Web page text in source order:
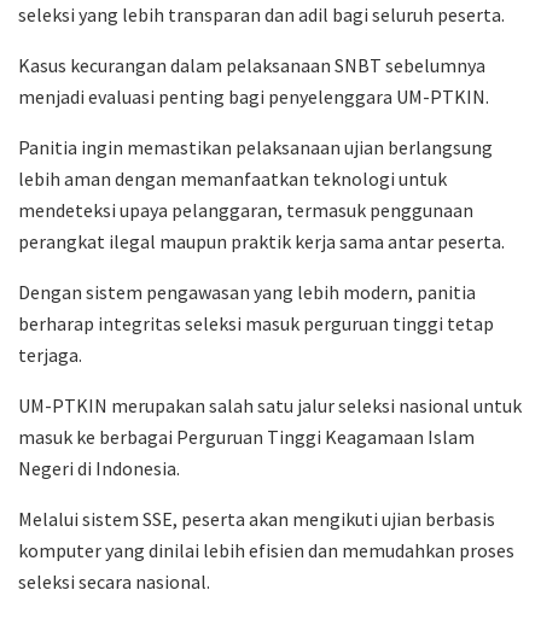
seleksi yang lebih transparan dan adil bagi seluruh peserta.
Kasus kecurangan dalam pelaksanaan SNBT sebelumnya
menjadi evaluasi penting bagi penyelenggara UM-PTKIN.
Panitia ingin memastikan pelaksanaan ujian berlangsung
lebih aman dengan memanfaatkan teknologi untuk
mendeteksi upaya pelanggaran, termasuk penggunaan
perangkat ilegal maupun praktik kerja sama antar peserta.
Dengan sistem pengawasan yang lebih modern, panitia
berharap integritas seleksi masuk perguruan tinggi tetap
terjaga.
UM-PTKIN merupakan salah satu jalur seleksi nasional untuk
masuk ke berbagai Perguruan Tinggi Keagamaan Islam
Negeri di Indonesia.
Melalui sistem SSE, peserta akan mengikuti ujian berbasis
komputer yang dinilai lebih efisien dan memudahkan proses
seleksi secara nasional.